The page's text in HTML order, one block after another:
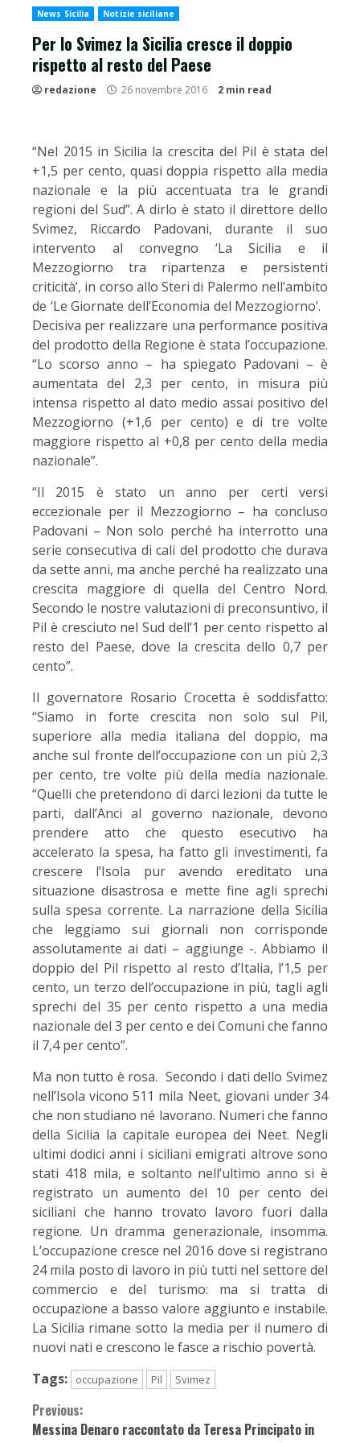
News Sicilia Notizie siciliane
Per lo Svimez la Sicilia cresce il doppio
rispetto al resto del Paese
redazione 26 novembre 2016 2 min read
“Nel 2015 in Sicilia la crescita del Pil è stata del
+1,5 per cento, quasi doppia rispetto alla media
nazionale e la più accentuata tra le grandi
regioni del Sud”. A dirlo è stato il direttore dello
Svimez, Riccardo Padovani, durante il suo
intervento al convegno ‘La Sicilia e il
Mezzogiorno tra ripartenza e persistenti
criticità’, in corso allo Steri di Palermo nell’ambito
de ‘Le Giornate dell’Economia del Mezzogiorno’.
Decisiva per realizzare una performance positiva
del prodotto della Regione è stata l’occupazione.
“Lo scorso anno – ha spiegato Padovani – è
aumentata del 2,3 per cento, in misura più
intensa rispetto al dato medio assai positivo del
Mezzogiorno (+1,6 per cento) e di tre volte
maggiore rispetto al +0,8 per cento della media
nazionale”.
“Il 2015 è stato un anno per certi versi
eccezionale per il Mezzogiorno – ha concluso
Padovani – Non solo perché ha interrotto una
serie consecutiva di cali del prodotto che durava
da sette anni, ma anche perché ha realizzato una
crescita maggiore di quella del Centro Nord.
Secondo le nostre valutazioni di preconsuntivo, il
Pil è cresciuto nel Sud dell’1 per cento rispetto al
resto del Paese, dove la crescita dello 0,7 per
cento”.
Il governatore Rosario Crocetta è soddisfatto:
“Siamo in forte crescita non solo sul Pil,
superiore alla media italiana del doppio, ma
anche sul fronte dell’occupazione con un più 2,3
per cento, tre volte più della media nazionale.
“Quelli che pretendono di darci lezioni da tutte le
parti, dall’Anci al governo nazionale, devono
prendere atto che questo esecutivo ha
accelerato la spesa, ha fatto gli investimenti, fa
crescere l’Isola pur avendo ereditato una
situazione disastrosa e mette fine agli sprechi
sulla spesa corrente. La narrazione della Sicilia
che leggiamo sui giornali non corrisponde
assolutamente ai dati – aggiunge -. Abbiamo il
doppio del Pil rispetto al resto d’Italia, l’1,5 per
cento, un terzo dell’occupazione in più, tagli agli
sprechi del 35 per cento rispetto a una media
nazionale del 3 per cento e dei Comuni che fanno
il 7,4 per cento”.
Ma non tutto è rosa. Secondo i dati dello Svimez
nell’Isola vicono 511 mila Neet, giovani under 34
che non studiano né lavorano. Numeri che fanno
della Sicilia la capitale europea dei Neet. Negli
ultimi dodici anni i siciliani emigrati altrove sono
stati 418 mila, e soltanto nell’ultimo anno si è
registrato un aumento del 10 per cento dei
siciliani che hanno trovato lavoro fuori dalla
regione. Un dramma generazionale, insomma.
L’occupazione cresce nel 2016 dove si registrano
24 mila posto di lavoro in più tutti nel settore del
commercio e del turismo: ma si tratta di
occupazione a basso valore aggiunto e instabile.
La Sicilia rimane sotto la media per il numero di
nuovi nati e crescono le fasce a rischio povertà.
Tags:
occupazione Pil Svimez
Continue
Previous:
Messina Denaro raccontato da Teresa Principato in